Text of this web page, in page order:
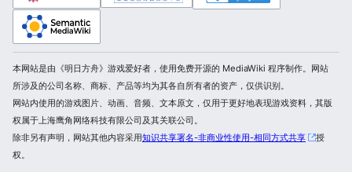
本网站是由《明日方舟》游戏爱好者，使用免费开源的 MediaWiki 程序制作。网站
所涉及的公司名称、商标、产品等均为其各自所有者的资产，仅供识别。
网站内使用的游戏图片、动画、音频、文本原文，仅用于更好地表现游戏资料，其版
权属于上海鹰角网络科技有限公司及其关联公司。
除非另有声明，网站其他内容采用知识共享署名-非商业性使用-相同方式共享
授
权。